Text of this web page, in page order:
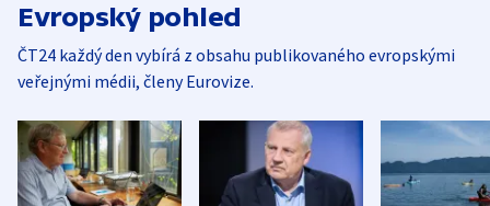
Evropský pohled
ČT24 každý den vybírá z obsahu publikovaného evropskými
veřejnými médii, členy Eurovize.